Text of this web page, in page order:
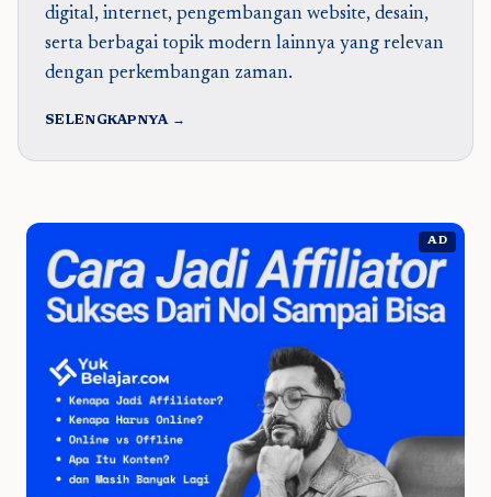
digital, internet, pengembangan website, desain,
serta berbagai topik modern lainnya yang relevan
dengan perkembangan zaman.
SELENGKAPNYA →
AD